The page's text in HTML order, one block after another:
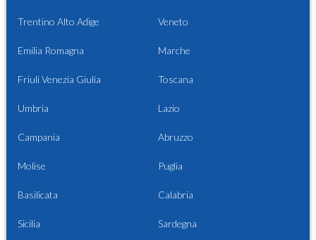
Trentino Alto Adige Veneto
Emilia Romagna Marche
Friuli Venezia Giulia Toscana
Umbria Lazio
Campania Abruzzo
Molise Puglia
Basilicata Calabria
Sicilia Sardegna